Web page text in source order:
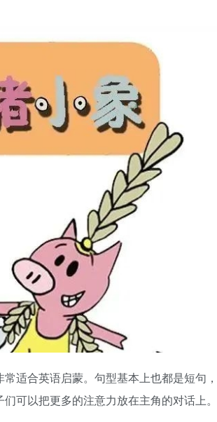
适合英语启蒙。句型基本上也都是短句，
可以把更多的注意力放在主角的对话上。